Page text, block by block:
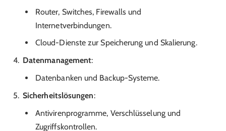
Router, Switches, Firewalls und
Internetverbindungen.
Cloud-Dienste zur Speicherung und Skalierung.
Datenmanagement:
Datenbanken und Backup-Systeme.
Sicherheitslösungen:
Antivirenprogramme, Verschlüsselung und
Zugriffskontrollen.